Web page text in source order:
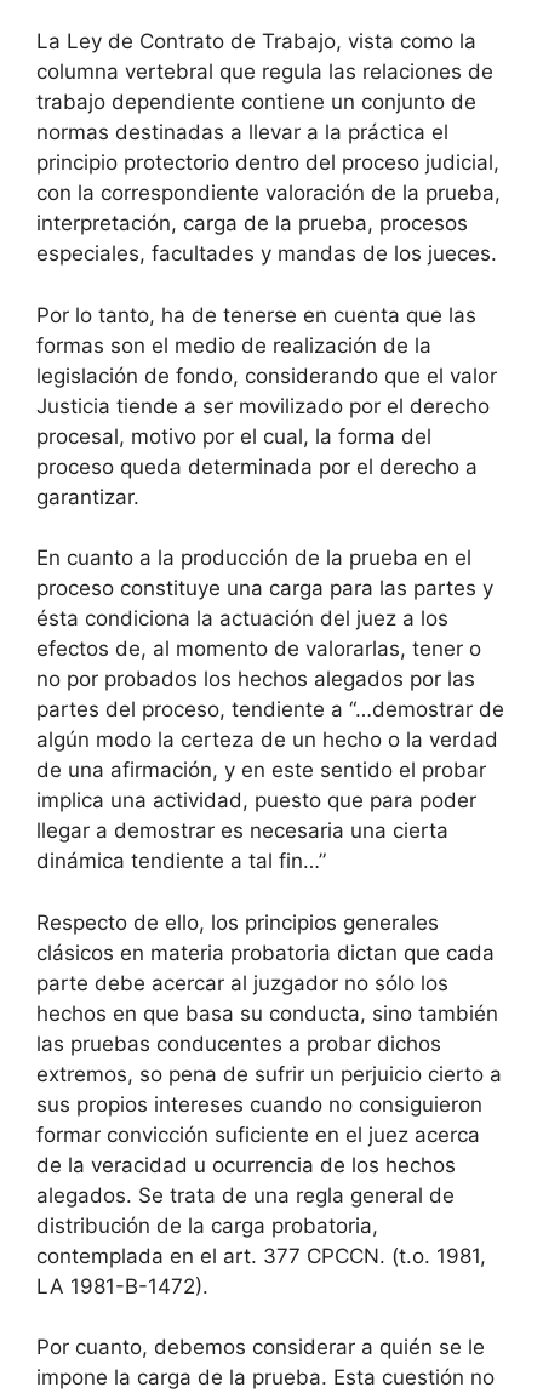
La Ley de Contrato de Trabajo, vista como la
columna vertebral que regula las relaciones de
trabajo dependiente contiene un conjunto de
normas destinadas a llevar a la práctica el
principio protectorio dentro del proceso judicial,
con la correspondiente valoración de la prueba,
interpretación, carga de la prueba, procesos
especiales, facultades y mandas de los jueces.
Por lo tanto, ha de tenerse en cuenta que las
formas son el medio de realización de la
legislación de fondo, considerando que el valor
Justicia tiende a ser movilizado por el derecho
procesal, motivo por el cual, la forma del
proceso queda determinada por el derecho a
garantizar.
En cuanto a la producción de la prueba en el
proceso constituye una carga para las partes y
ésta condiciona la actuación del juez a los
efectos de, al momento de valorarlas, tener o
no por probados los hechos alegados por las
partes del proceso, tendiente a “…demostrar de
algún modo la certeza de un hecho o la verdad
de una afirmación, y en este sentido el probar
implica una actividad, puesto que para poder
llegar a demostrar es necesaria una cierta
dinámica tendiente a tal fin…”
Respecto de ello, los principios generales
clásicos en materia probatoria dictan que cada
parte debe acercar al juzgador no sólo los
hechos en que basa su conducta, sino también
las pruebas conducentes a probar dichos
extremos, so pena de sufrir un perjuicio cierto a
sus propios intereses cuando no consiguieron
formar convicción suficiente en el juez acerca
de la veracidad u ocurrencia de los hechos
alegados. Se trata de una regla general de
distribución de la carga probatoria,
contemplada en el art. 377 CPCCN. (t.o. 1981,
LA 1981-B-1472).
Por cuanto, debemos considerar a quién se le
impone la carga de la prueba. Esta cuestión no